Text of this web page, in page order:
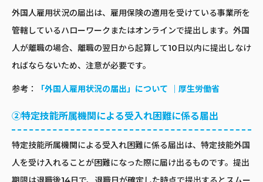
外国人雇用状況の届出は、雇用保険の適用を受けている事業所を
管轄しているハローワークまたはオンラインで提出します。外国
人が離職の場合、離職の翌日から起算して10日以内に提出しなけ
ればならないため、注意が必要です。
参考： 「外国人雇用状況の届出」について ｜厚生労働省
②特定技能所属機関による受入れ困難に係る届出
特定技能所属機関による受入れ困難に係る届出は、特定技能外国
人を受け入れることが困難になった際に届け出るものです。提出